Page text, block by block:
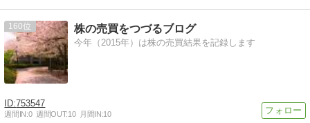
160 株の売買をつづるブログ
今年（2015年）は株の売買結果を記録します
753547
週間IN:0 週間OUT:10 月間IN:10